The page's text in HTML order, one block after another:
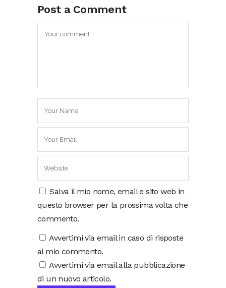
Post a Comment
Salva il mio nome, email e sito web in
questo browser per la prossima volta che
commento.
Avvertimi via email in caso di risposte
al mio commento.
Avvertimi via email alla pubblicazione
di un nuovo articolo.